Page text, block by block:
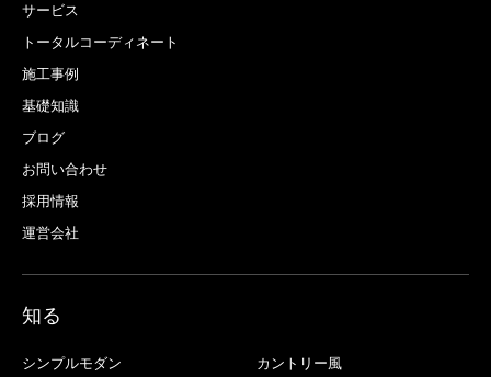
サービス
トータルコーディネート
施工事例
基礎知識
ブログ
お問い合わせ
採用情報
運営会社
知る
シンプルモダン
カントリー風